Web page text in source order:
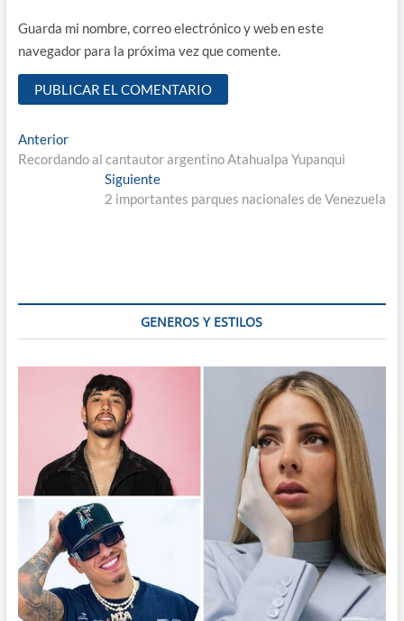
Guarda mi nombre, correo electrónico y web en este
navegador para la próxima vez que comente.
Navegación
de
entradas
AnteriorEntrada
anterior:
Recordando al cantautor argentino Atahualpa Yupanqui
SiguienteEntrada
siguiente:
2 importantes parques nacionales de Venezuela
GENEROS Y ESTILOS